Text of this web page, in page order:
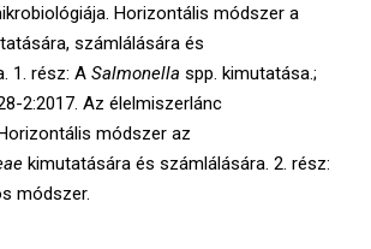
Horizontális módszer a
számlálására és
1. rész: A Salmonella spp. kimutatása.;
2:2017. Az élelmiszerlánc
módszer az
kimutatására és számlálására. 2. rész:
módszer.